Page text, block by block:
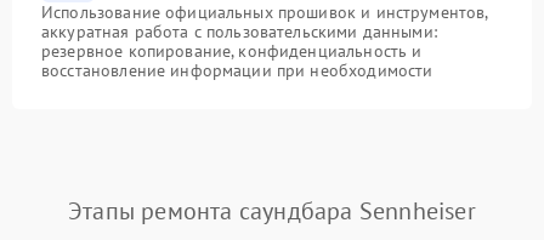
Использование официальных прошивок и инструментов,
аккуратная работа с пользовательскими данными:
резервное копирование, конфиденциальность и
восстановление информации при необходимости
Этапы ремонта саундбара Sennheiser